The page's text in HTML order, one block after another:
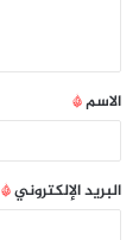
الاسم*
البريد الإلكتروني*